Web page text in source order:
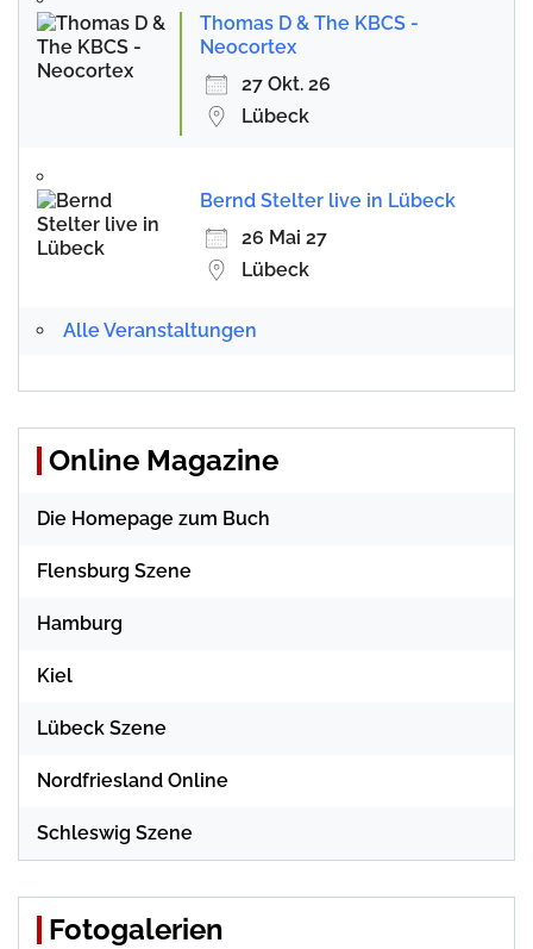
Thomas D & The KBCS -
Neocortex
27 Okt. 26
Lübeck
Bernd Stelter live in Lübeck
26 Mai 27
Lübeck
Alle Veranstaltungen
Online Magazine
Die Homepage zum Buch
Flensburg Szene
Hamburg
Kiel
Lübeck Szene
Nordfriesland Online
Schleswig Szene
Fotogalerien